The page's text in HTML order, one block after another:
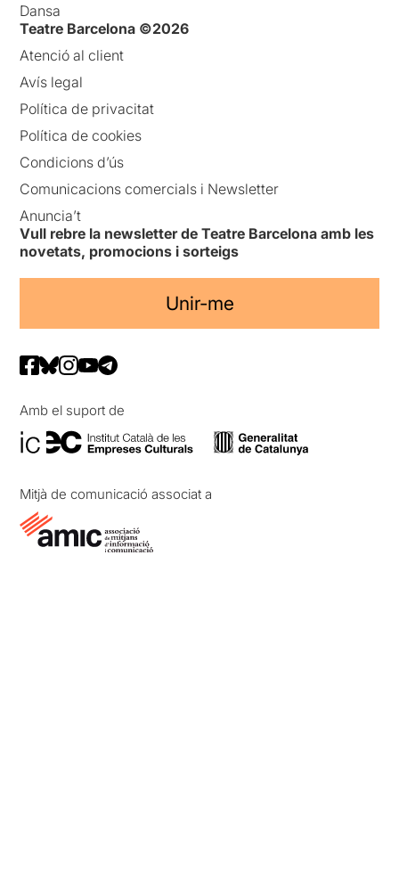
Dansa
Teatre Barcelona ©2026
Atenció al client
Avís legal
Política de privacitat
Política de cookies
Condicions d’ús
Comunicacions comercials i Newsletter
Anuncia’t
Vull rebre la newsletter de Teatre Barcelona amb les
novetats, promocions i sorteigs
Unir-me
Amb el suport de
Mitjà de comunicació associat a